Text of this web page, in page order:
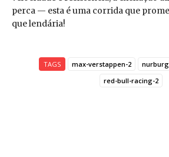
perca — esta é uma corrida que
que lendária!
TAGS max-verstappen-2
red-bull-racing-2